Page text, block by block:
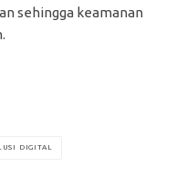
sehingga keamanan
DIGITAL